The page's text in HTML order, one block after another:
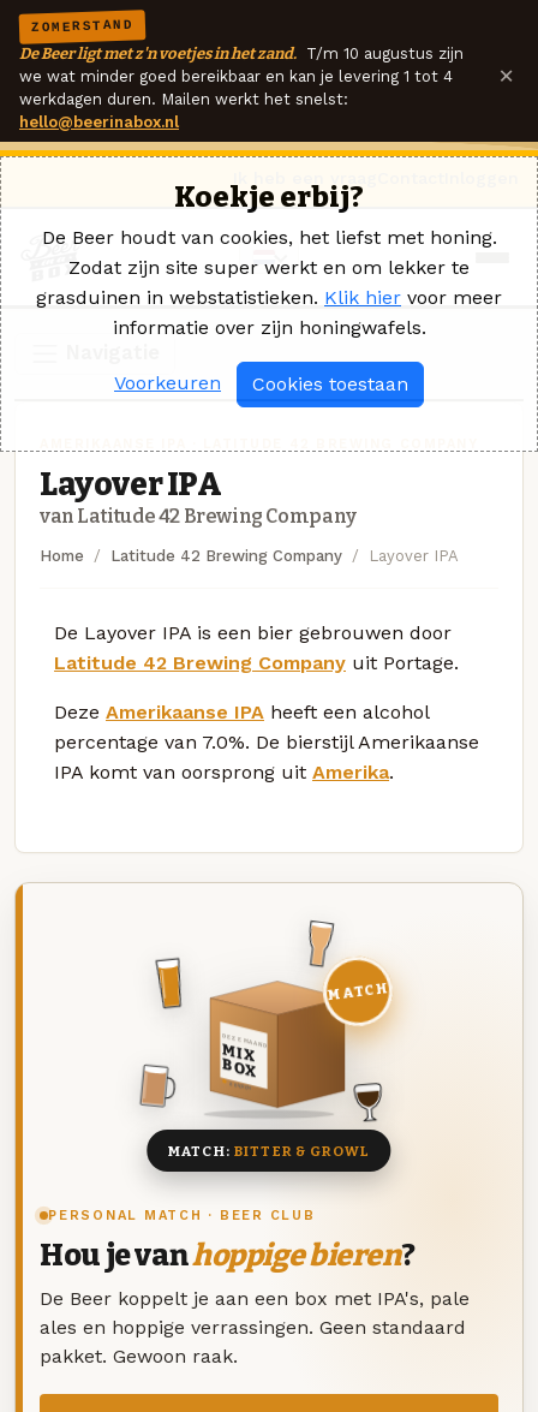
ZOMERSTAND
De Beer ligt met z'n voetjes in het zand. T/m 10 augustus zijn
we wat minder goed bereikbaar en kan je levering 1 tot 4
werkdagen duren. Mailen werkt het snelst:
hello@beerinabox.nl
×
Layover IPA
van Latitude 42 Brewing Company
Home Latitude 42 Brewing Company Layover IPA
De Layover IPA is een bier gebrouwen door
Latitude 42 Brewing Company uit Portage.
Deze Amerikaanse IPA heeft een alcohol
percentage van 7.0%. De bierstijl Amerikaanse
IPA komt van oorsprong uit Amerika.
PERSONAL MATCH · BEER CLUB
Hou je vanhoppige bieren?
De Beer koppelt je aan een box met IPA's, pale
ales en hoppige verrassingen. Geen standaard
pakket. Gewoon raak.
DEZE MAAND
MIX
BOX
8 BIEREN
MATCH
MATCH: BITTER & GROWL
Koekje erbij?
De Beer houdt van cookies, het liefst met honing.
Zodat zijn site super werkt en om lekker te
grasduinen in webstatistieken. Klik hier voor meer
informatie over zijn honingwafels.
Voorkeuren Cookies toestaan